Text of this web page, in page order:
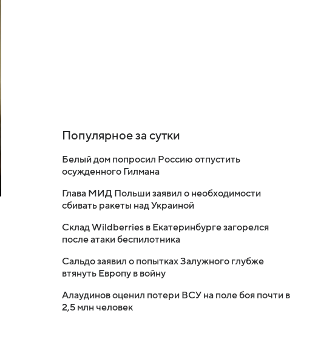
Популярное за сутки
Белый дом попросил Россию отпустить
осужденного Гилмана
Глава МИД Польши заявил о необходимости
сбивать ракеты над Украиной
Склад Wildberries в Екатеринбурге загорелся
после атаки беспилотника
Сальдо заявил о попытках Залужного глубже
втянуть Европу в войну
Алаудинов оценил потери ВСУ на поле боя почти в
2,5 млн человек